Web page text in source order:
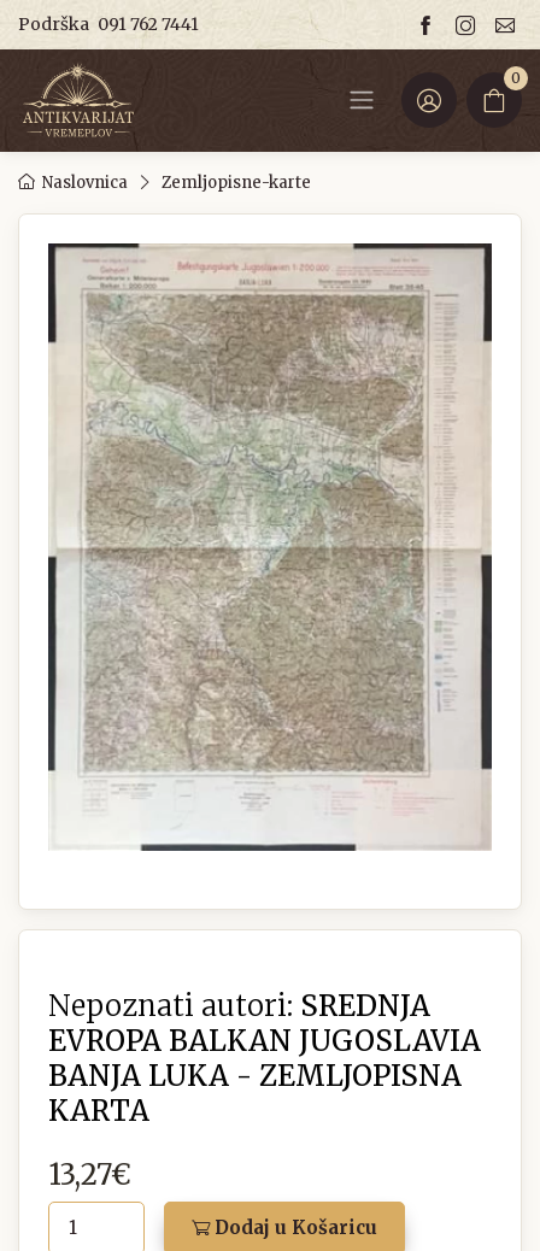
Podrška 091 762 7441
0
Naslovnica Zemljopisne-karte
Nepoznati autori: SREDNJA
EVROPA BALKAN JUGOSLAVIA
BANJA LUKA - ZEMLJOPISNA
KARTA
13,27€
Dodaj u Košaricu